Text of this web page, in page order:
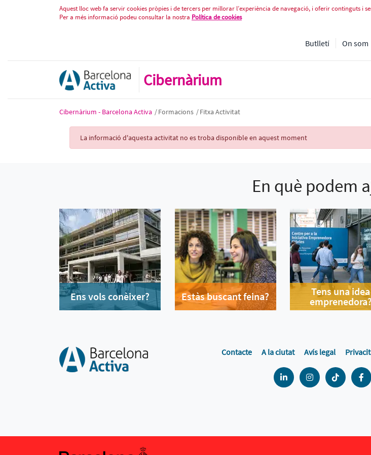
Fitxa ActivitatAquest lloc web fa servir cookies pròpies i de tercers per millorar l’experiència de navegació, i oferir continguts i
Per a més informació podeu consultar la nostra Política de cookies
Butlletí On som
Cibernàrium
Cibernàrium - Barcelona Activa /Formacions /Fitxa Activitat
Activity Record
La informació d'aquesta activitat no es troba disponible en aquest moment
En què podem
Ens vols conèixer? Estàs buscant feina?
Tens una idea
emprenedora?
Contacte A la ciutat Avís legal